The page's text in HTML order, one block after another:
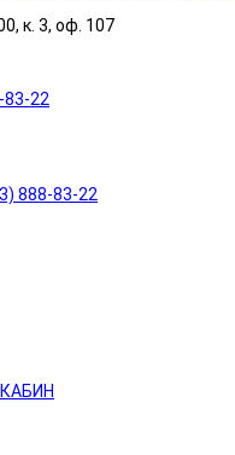
к. 3, оф. 107
83-22
888-83-22